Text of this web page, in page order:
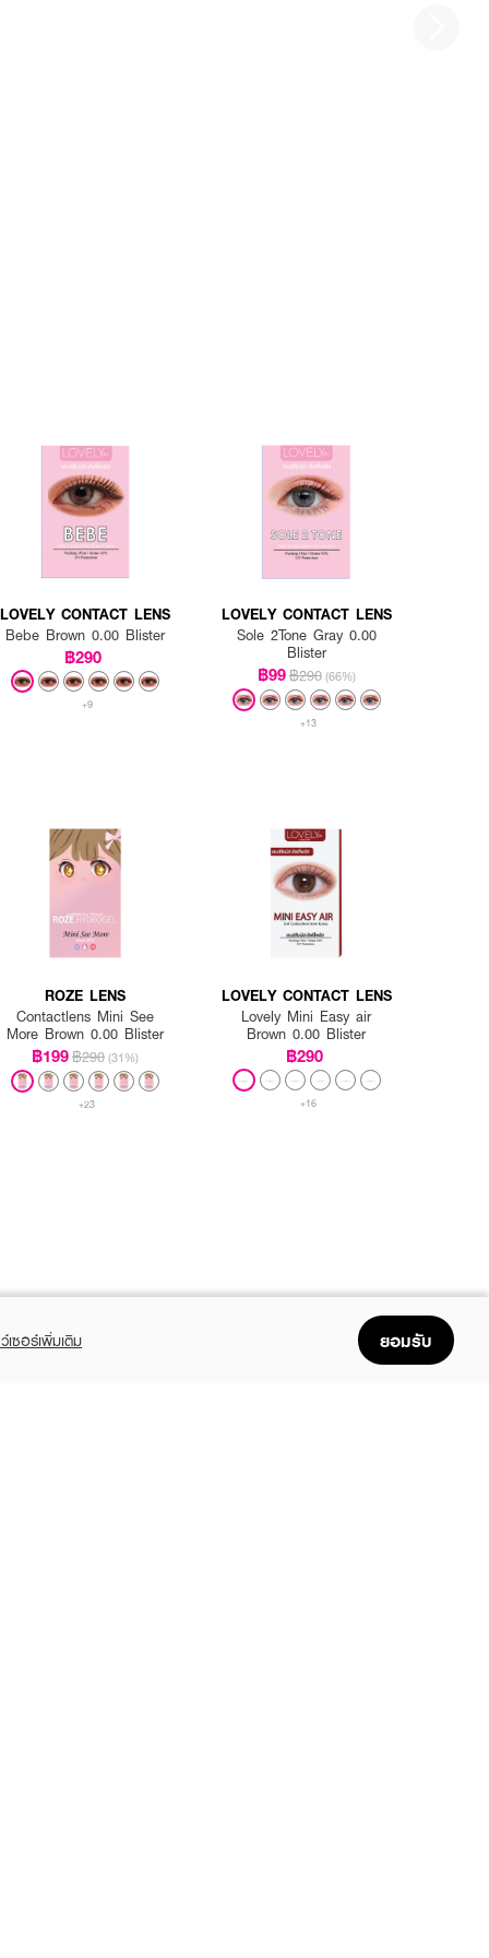
LOVELY CONTACT LENS
Bebe Brown 0.00 Blister
฿290
+9
LOVELY CONTACT LENS
Sole 2Tone Gray 0.00
Blister
฿99฿290 (66%)
+13
ROZE LENS
Contactlens Mini See
More Brown 0.00 Blister
฿199฿290 (31%)
+23
LOVELY CONTACT LENS
Lovely Mini Easy air
Brown 0.00 Blister
฿290
+16
เซอร์เพิ่มเติม ยอมรับ